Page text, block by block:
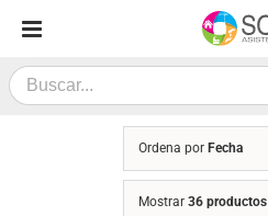
contenido
Search
for:
Ordena por Fecha
Mostrar 36 productos